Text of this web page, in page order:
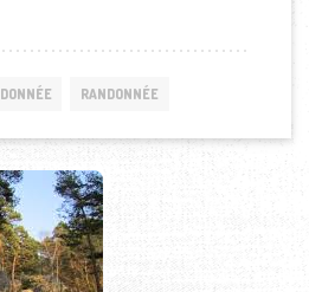
À FONTAINEBLEAU
RANDONNÉE